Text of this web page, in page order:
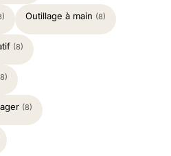
Outillage à main (8)
(8)
(8)